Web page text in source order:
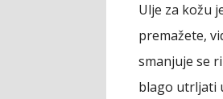
Ulje za kožu
premažete,
smanjuje se
blago utrljati